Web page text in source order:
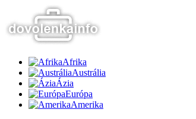
Afrika
Austrália
Ázia
Európa
Amerika